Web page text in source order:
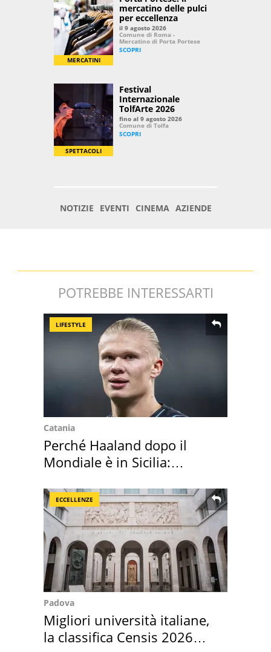
POTREBBE INTERESSARTI
LIFESTYLE
Catania
Perché Haaland dopo il
Mondiale è in Sicilia:
ECCELLENZE
Padova
Migliori università italiane,
la classifica Censis 2026